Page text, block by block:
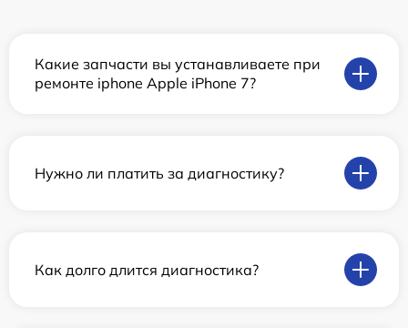
Какие запчасти вы устанавливаете при
ремонте iphone Apple iPhone 7?
Нужно ли платить за диагностику?
Как долго длится диагностика?